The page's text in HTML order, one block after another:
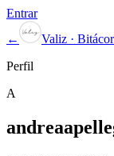
Entrar
←
Valiz ·
Perfil
A